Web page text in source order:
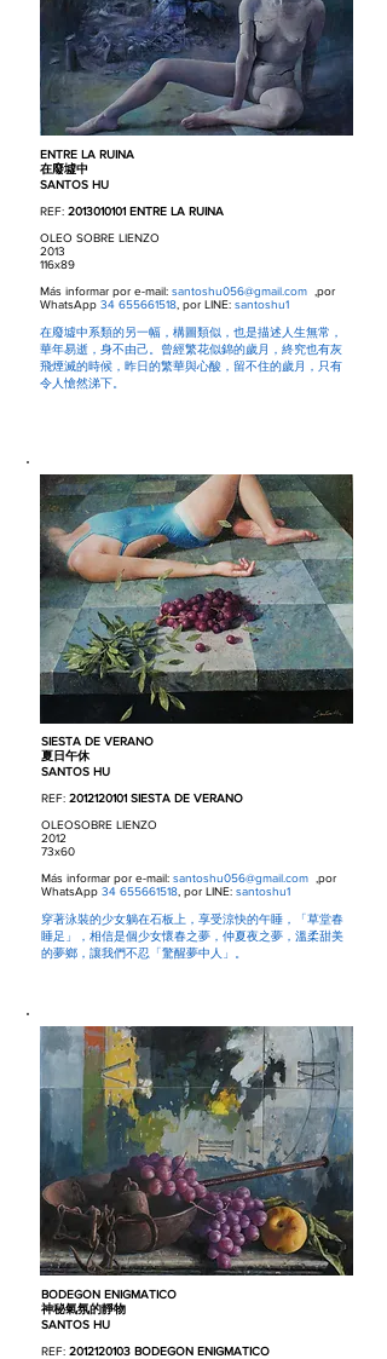
ENTRE LA RUINA
在廢墟中
SANTOS HU
REF: 2013010101 ENTRE LA RUINA
OLEO SOBRE LIENZO
2013
116x89
Más informar por e-mail: santoshu056@gmail.com ,por
WhatsApp 34 655661518 , por LINE: santoshu1
在廢墟中系類的另一幅，構圖類似，也是描述人生無常，
華年易逝，身不由己。曾經繁花似錦的歲月，終究也有灰
飛煙滅的時候，昨日的繁華與心酸，留不住的歲月，只有
令人愴然涕下。
SIESTA DE VERANO
夏日午休
SANTOS HU
REF: 2012120101 SIESTA DE VERANO
OLEOSOBRE LIENZO
2012
73x60
Más informar por e-mail: santoshu056@gmail.com ,por
WhatsApp 34 655661518 , por LINE: santoshu1
穿著泳裝的少女躺在石板上，享受涼快的午睡，「草堂春
睡足」，相信是個少女懷春之夢，仲夏夜之夢，溫柔甜美
的夢鄉，讓我們不忍「驚醒夢中人」。
BODEGON ENIGMATICO
神秘氣氛的靜物
SANTOS HU
REF: 2012120103 BODEGON ENIGMATICO